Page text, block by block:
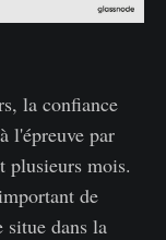
la confiance
l'épreuve par
plusieurs mois.
de
situe dans la